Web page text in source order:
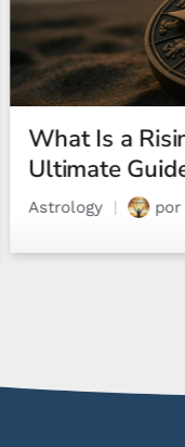
New Moon in
Turning Point
Astrology por